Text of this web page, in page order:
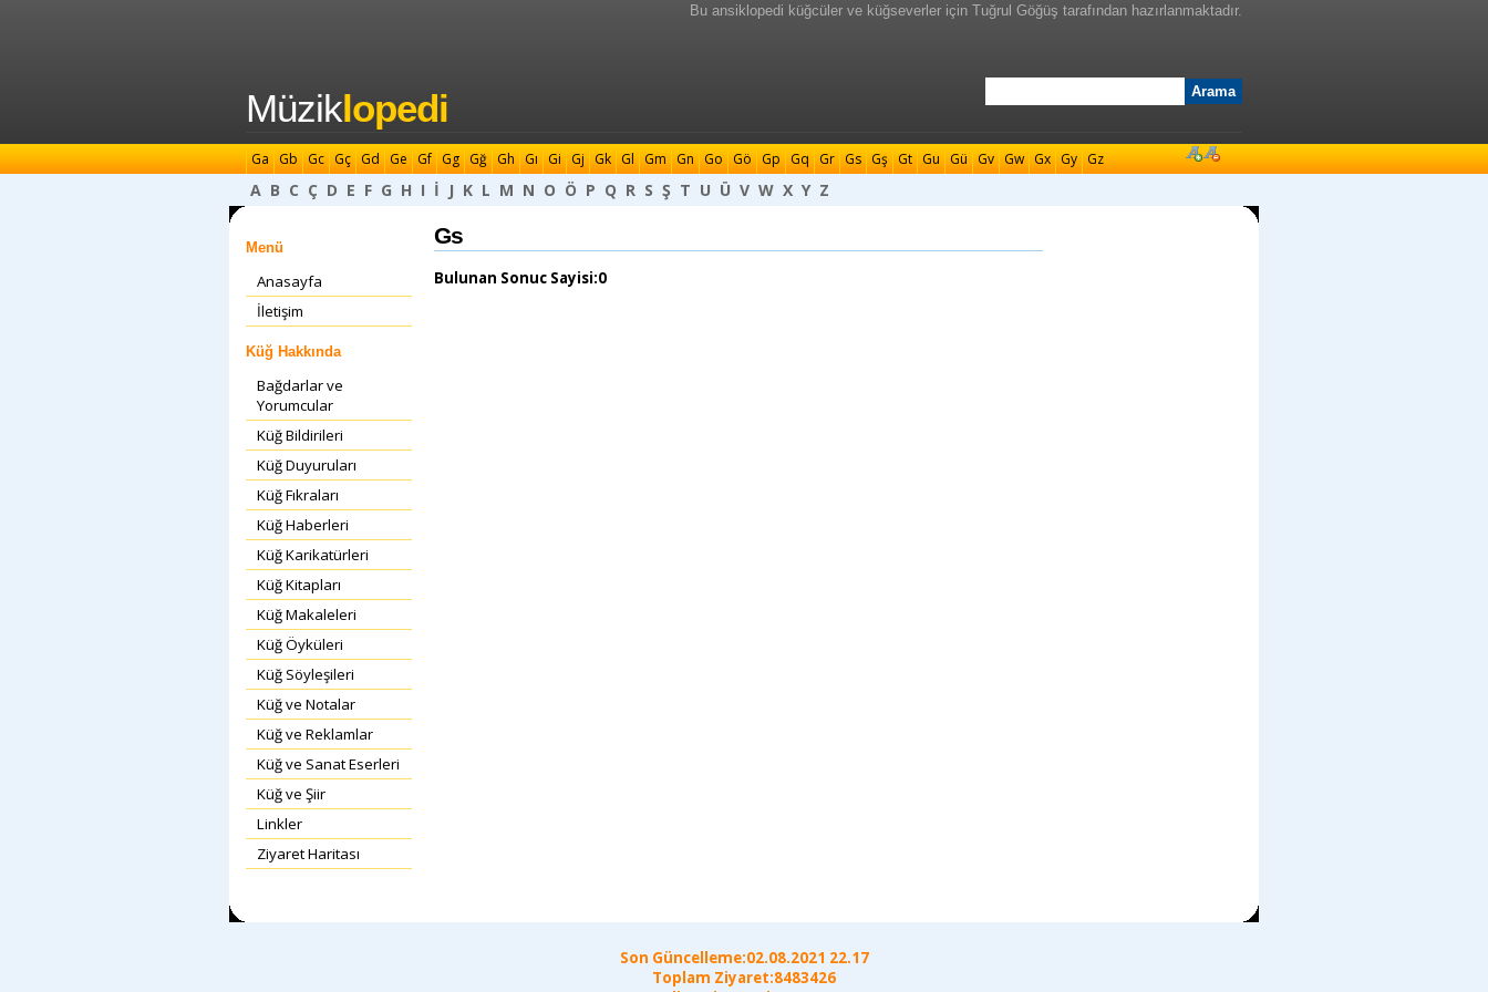
Bu ansiklopedi küğcüler ve küğseverler için Tuğrul Göğüş tarafından hazırlanmaktadır.
Müziklopedi
Ga Gb Gc Gç Gd Ge Gf Gg Gğ Gh Gı Gi Gj Gk Gl Gm Gn Go Gö Gp Gq Gr Gs Gş Gt Gu Gü Gv Gw Gx Gy Gz
A B C Ç D E F G H I İ J K L M N O Ö P Q R S Ş T U Ü V W X Y Z
Menü
Anasayfa
İletişim
Küğ Hakkında
Bağdarlar ve
Yorumcular
Küğ Bildirileri
Küğ Duyuruları
Küğ Fıkraları
Küğ Haberleri
Küğ Karikatürleri
Küğ Kitapları
Küğ Makaleleri
Küğ Öyküleri
Küğ Söyleşileri
Küğ ve Notalar
Küğ ve Reklamlar
Küğ ve Sanat Eserleri
Küğ ve Şiir
Linkler
Ziyaret Haritası
Gs
Bulunan Sonuc Sayisi:0
Son Güncelleme:02.08.2021 22.17
Toplam Ziyaret:8483426